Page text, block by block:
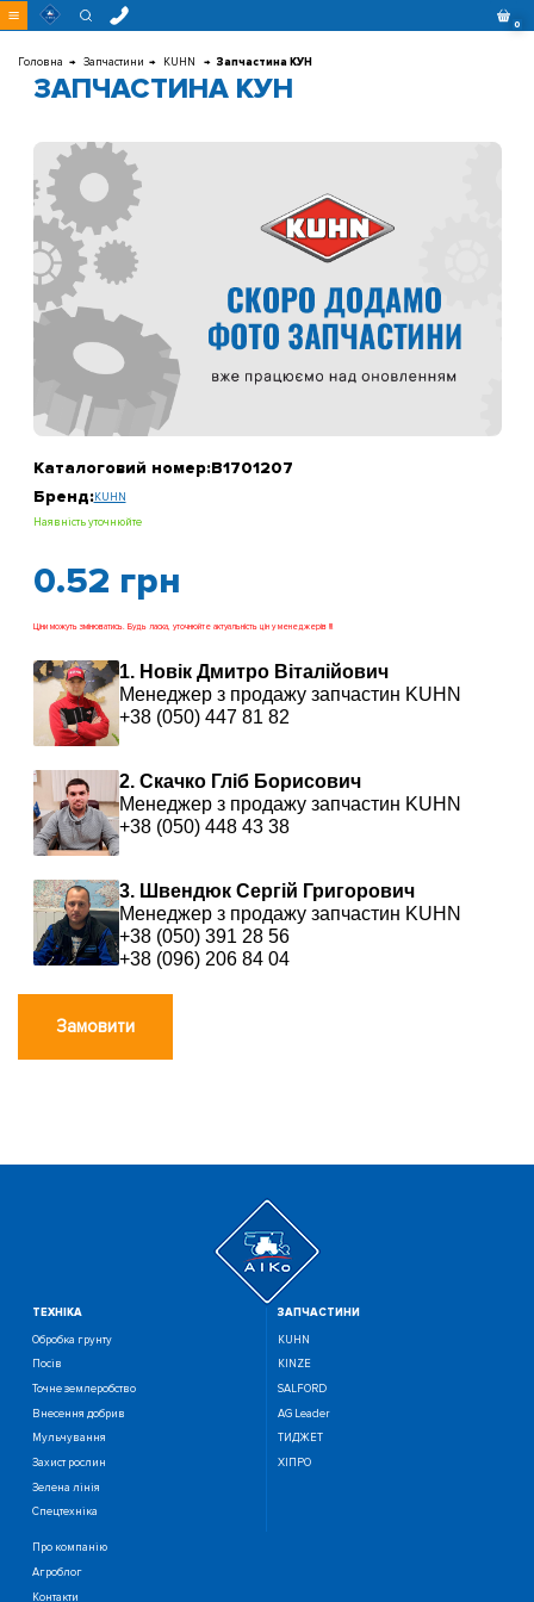
Перейти
до 0
Головна Запчастини KUHN Запчастина КУН
ЗАПЧАСТИНА КУН
Каталоговий номер:B1701207
Бренд:KUHN
Наявність уточнюйте
0.52 грн
Ціни можуть змінюватись. Будь ласка, уточнюйте актуальність цін у менеджерів !!!
1. Новік Дмитро Віталійович
Менеджер з продажу запчастин KUHN
+38 (050) 447 81 82
2. Скачко Гліб Борисович
Менеджер з продажу запчастин KUHN
+38 (050) 448 43 38
3. Швендюк Сергій Григорович
Менеджер з продажу запчастин KUHN
+38 (050) 391 28 56
+38 (096) 206 84 04
Замовити
ТЕХНIКА
Обробка грунту
Посiв
Точне землеробство
Внесення добрив
Мульчування
Захист рослин
Зелена лінія
Спецтехніка
ЗАПЧАСТИНИ
KUHN
KINZE
SALFORD
AG Leader
ТИДЖЕТ
ХІПРО
Про компанію
Агроблог
Контакти